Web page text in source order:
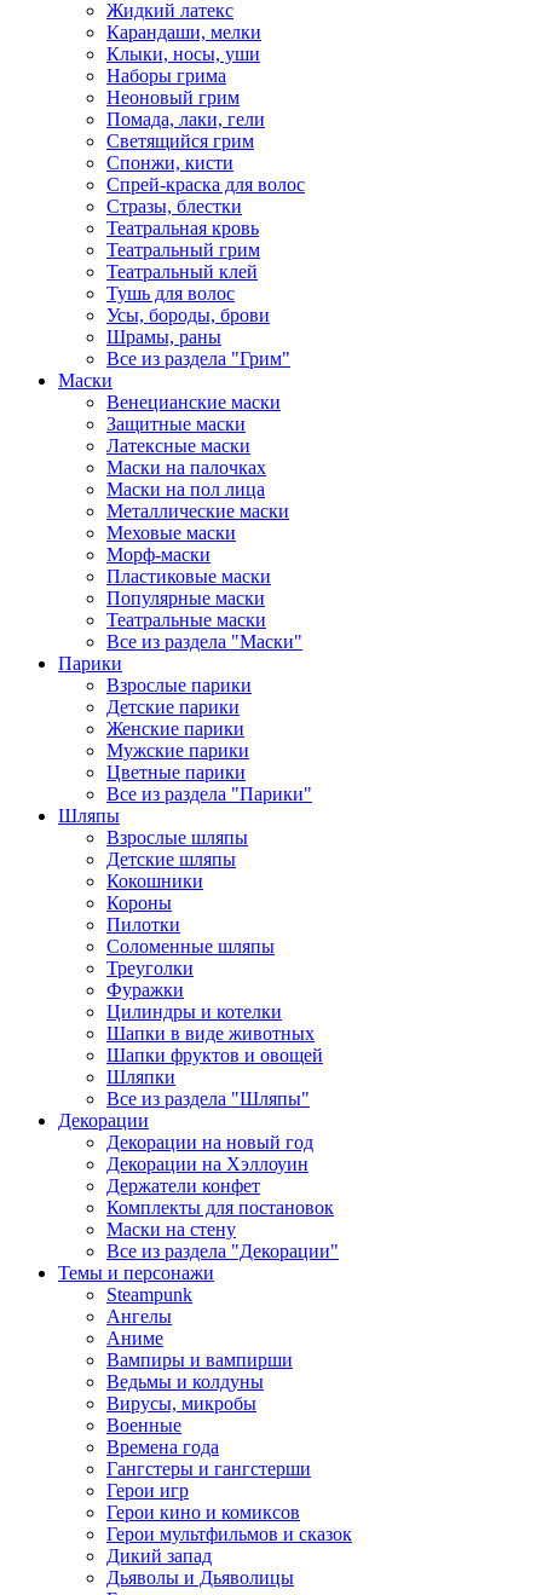
Жидкий латекс
Карандаши, мелки
Клыки, носы, уши
Наборы грима
Неоновый грим
Помада, лаки, гели
Светящийся грим
Спонжи, кисти
Спрей-краска для волос
Стразы, блестки
Театральная кровь
Театральный грим
Театральный клей
Тушь для волос
Усы, бороды, брови
Шрамы, раны
Все из раздела "Грим"
Маски
Венецианские маски
Защитные маски
Латексные маски
Маски на палочках
Маски на пол лица
Металлические маски
Меховые маски
Морф-маски
Пластиковые маски
Популярные маски
Театральные маски
Все из раздела "Маски"
Парики
Взрослые парики
Детские парики
Женские парики
Мужские парики
Цветные парики
Все из раздела "Парики"
Шляпы
Взрослые шляпы
Детские шляпы
Кокошники
Короны
Пилотки
Соломенные шляпы
Треуголки
Фуражки
Цилиндры и котелки
Шапки в виде животных
Шапки фруктов и овощей
Шляпки
Все из раздела "Шляпы"
Декорации
Декорации на новый год
Декорации на Хэллоуин
Держатели конфет
Комплекты для постановок
Маски на стену
Все из раздела "Декорации"
Темы и персонажи
Steampunk
Ангелы
Аниме
Вампиры и вампирши
Ведьмы и колдуны
Вирусы, микробы
Военные
Времена года
Гангстеры и гангстерши
Герои игр
Герои кино и комиксов
Герои мультфильмов и сказок
Дикий запад
Дьяволы и Дьяволицы